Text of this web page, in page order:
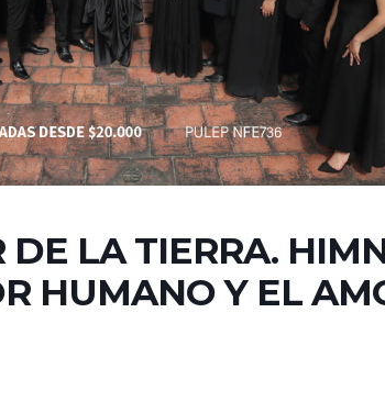
DE LA TIERRA.
HUMANO Y EL